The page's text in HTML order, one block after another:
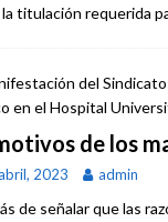
titulación requerida
de los
2023 admin
de señalar que las